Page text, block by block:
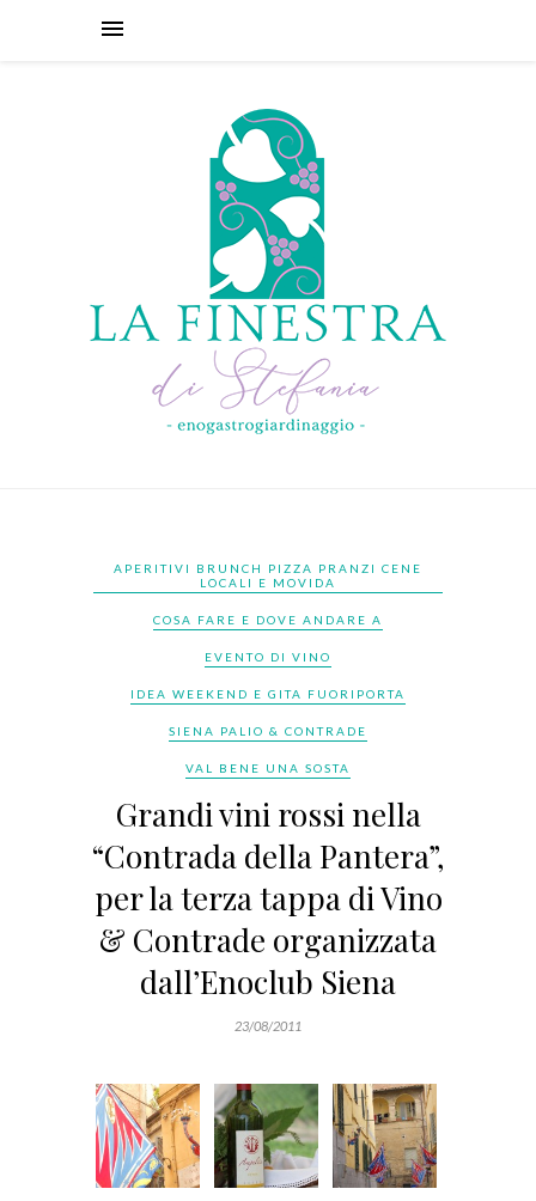
APERITIVI BRUNCH PIZZA PRANZI CENE
LOCALI E MOVIDA
COSA FARE E DOVE ANDARE A
EVENTO DI VINO
IDEA WEEKEND E GITA FUORIPORTA
SIENA PALIO & CONTRADE
VAL BENE UNA SOSTA
Grandi vini rossi nella
“Contrada della Pantera”,
per la terza tappa di Vino
& Contrade organizzata
dall’Enoclub Siena
23/08/2011